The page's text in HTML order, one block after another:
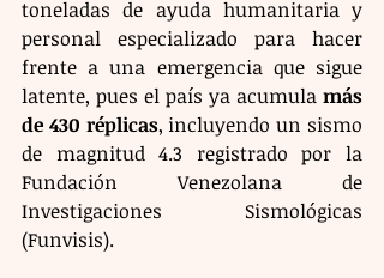
toneladas de ayuda humanitaria y
personal especializado para hacer
frente a una emergencia que sigue
latente, pues el país ya acumula más
de 430 réplicas, incluyendo un sismo
de magnitud 4.3 registrado por la
Fundación Venezolana de
Investigaciones Sismológicas
(Funvisis).